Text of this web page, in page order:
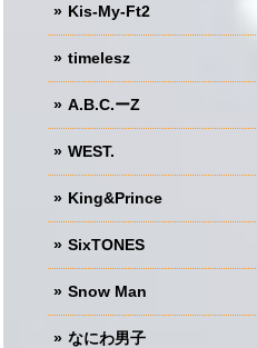
Kis-My-Ft2
timelesz
A.B.C.ーZ
WEST.
King&Prince
SixTONES
Snow Man
なにわ男子